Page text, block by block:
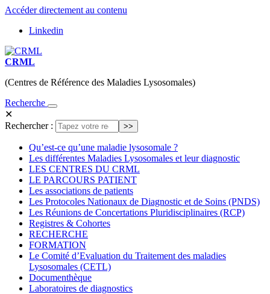
Accéder directement au contenu
Linkedin
CRML
(Centres de Référence des Maladies Lysosomales)
Recherche
✕
Rechercher :
Qu’est-ce qu’une maladie lysosomale ?
Les différentes Maladies Lysosomales et leur diagnostic
LES CENTRES DU CRML
LE PARCOURS PATIENT
Les associations de patients
Les Protocoles Nationaux de Diagnostic et de Soins (PNDS)
Les Réunions de Concertations Pluridisciplinaires (RCP)
Registres & Cohortes
RECHERCHE
FORMATION
Le Comité d’Evaluation du Traitement des maladies
Lysosomales (CETL)
Documenthèque
Laboratoires de diagnostics